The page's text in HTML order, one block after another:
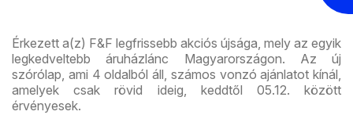
Érkezett a(z) F&F legfrissebb akciós újsága, mely az egyik
legkedveltebb áruházlánc Magyarországon. Az új
szórólap, ami 4 oldalból áll, számos vonzó ajánlatot kínál,
amelyek csak rövid ideig, keddtől 05.12. között
érvényesek.